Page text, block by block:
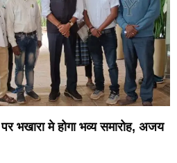
भखारा मे होगा भव्य समारोह, अजय